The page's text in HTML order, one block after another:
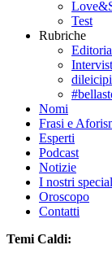
Test
Rubriche
Nomi
Frasi e
Esperti
Podcast
Notizie
I nostri
Oroscopo
Contatti
Temi Caldi: